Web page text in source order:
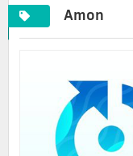
Amon